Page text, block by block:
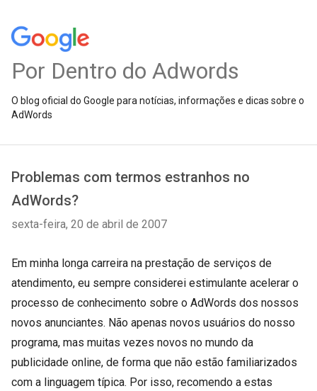
Por Dentro do Adwords
O blog oficial do Google para notícias, informações e dicas sobre o
AdWords
Problemas com termos estranhos no
AdWords?
sexta-feira, 20 de abril de 2007
Em minha longa carreira na prestação de serviços de
atendimento, eu sempre considerei estimulante acelerar o
processo de conhecimento sobre o AdWords dos nossos
novos anunciantes. Não apenas novos usuários do nosso
programa, mas muitas vezes novos no mundo da
publicidade online, de forma que não estão familiarizados
com a linguagem típica. Por isso, recomendo a estas